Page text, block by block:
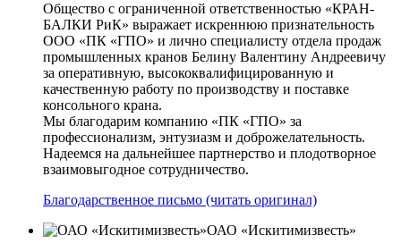
Общество с ограниченной ответственностью «КРАН-
БАЛКИ РиК» выражает искреннюю признательность
ООО «ПК «ГПО» и лично специалисту отдела продаж
промышленных кранов Белину Валентину Андреевичу
за оперативную, высококвалифицированную и
качественную работу по производству и поставке
консольного крана.
Мы благодарим компанию «ПК «ГПО» за
профессионализм, энтузиазм и доброжелательность.
Надеемся на дальнейшее партнерство и плодотворное
взаимовыгодное сотрудничество.
Благодарственное письмо (читать оригинал)
ОАО «Искитимизвесть»